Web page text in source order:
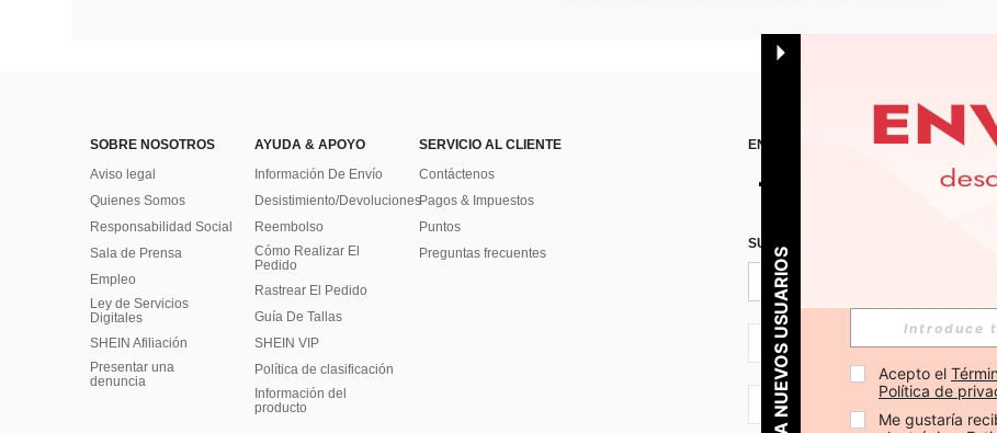
SOBRE NOSOTROS
Aviso legal
Quienes Somos
Responsabilidad Social
Sala de Prensa
Empleo
Ley de Servicios
Digitales
SHEIN Afiliación
Presentar una
denuncia
AYUDA & APOYO
Información De Envío
Desistimiento/Devoluciones
Reembolso
Cómo Realizar El
Pedido
Rastrear El Pedido
Guía De Tallas
SHEIN VIP
Política de clasificación
​Información del
producto
SERVICIO AL CLIENTE
Contáctenos
Pagos & Impuestos
Puntos
Preguntas frecuentes
ENCUÉNTRANOS EN
SUSCRÍBETE PARA RECIBIR
ES + 34
ES + 34
PARA NUEVOS USUARIOS Acepto el
Política de
Me gustaría